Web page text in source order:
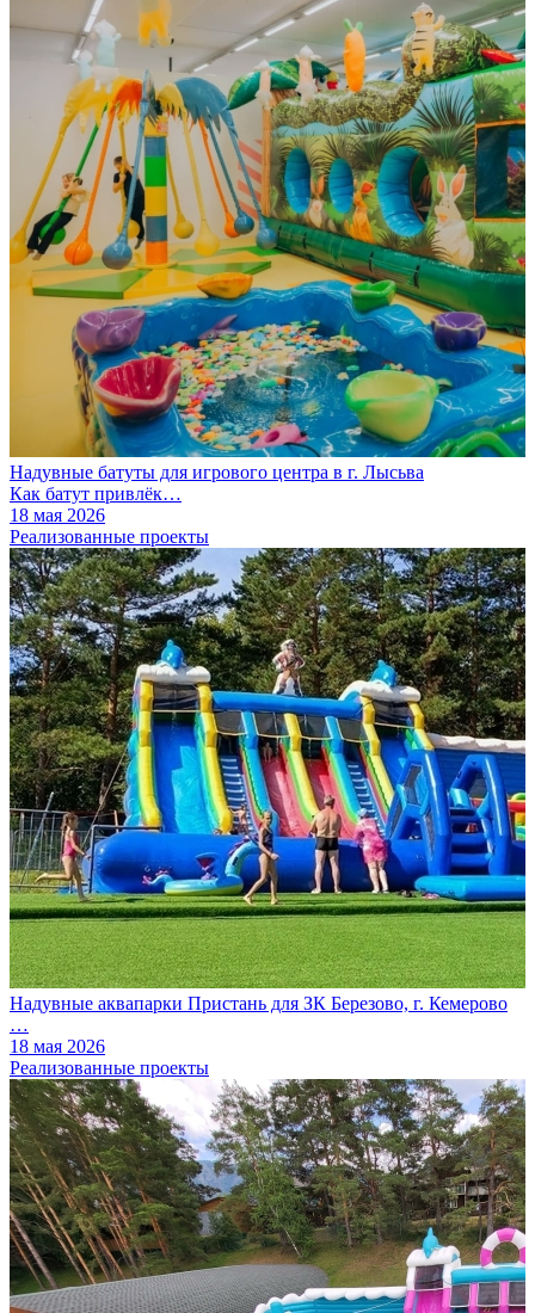
Надувные батуты для игрового центра в г. Лысьва
Как батут привлёк…
18 мая 2026
Реализованные проекты
Надувные аквапарки Пристань для ЗК Березово, г. Кемерово
…
18 мая 2026
Реализованные проекты